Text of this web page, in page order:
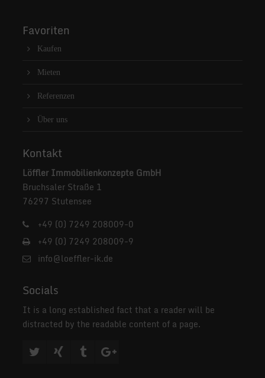
Favoriten
Kaufen
Mieten
Referenzen
Über uns
Kontakt
Löffler Immobilienkonzepte GmbH
Bruchsaler Straße 1
76297 Stutensee
+49 (0) 7249 208009-0
+49 (0) 7249 208009-9
info@loeffler-ik.de
Socials
It is a long established fact that a reader will be
distracted by the readable content of a page.